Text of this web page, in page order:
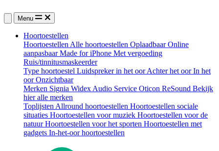
Menu
Hoortoestellen
Hoortoestellen Alle hoortoestellen OplaadbaarOnline
aanpasbaarMade for iPhone Met vergoeding
Ruis/tinnitusmaskeerder
Type hoortoestel Luidspreker in het oorAchter het oorIn het
oorOnzichtbaar
Merken Signia Widex Audio Service Oticon ReSound Bekijk
hier alle merken
Toplijsten Allround hoortoestellen Hoortoestellen sociale
situaties Hoortoestellen voor muziek Hoortoestellen voor de
natuurHoortoestellen voor het sporten Hoortoestellen met
gadgets In-het-oor hoortoestellen